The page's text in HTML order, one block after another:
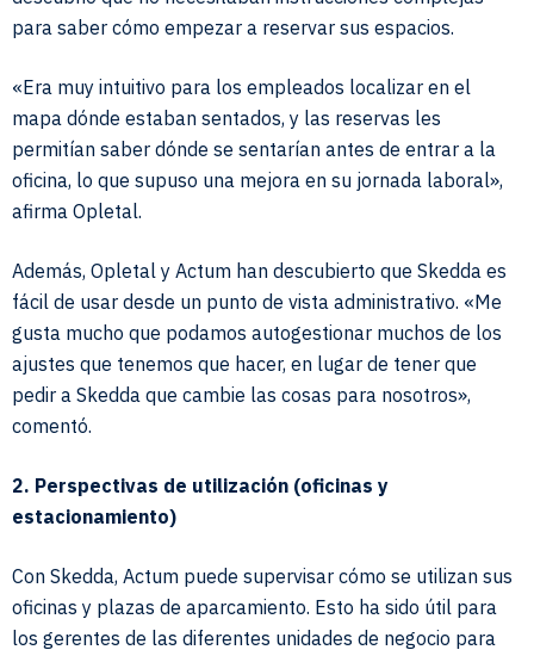
para saber cómo empezar a reservar sus espacios.
«Era muy intuitivo para los empleados localizar en el
mapa dónde estaban sentados, y las reservas les
permitían saber dónde se sentarían antes de entrar a la
oficina, lo que supuso una mejora en su jornada laboral»,
afirma Opletal.
Además, Opletal y Actum han descubierto que Skedda es
fácil de usar desde un punto de vista administrativo. «Me
gusta mucho que podamos autogestionar muchos de los
ajustes que tenemos que hacer, en lugar de tener que
pedir a Skedda que cambie las cosas para nosotros»,
comentó.
2. Perspectivas de utilización (oficinas y
estacionamiento)
Con Skedda, Actum puede supervisar cómo se utilizan sus
oficinas y plazas de aparcamiento. Esto ha sido útil para
los gerentes de las diferentes unidades de negocio para